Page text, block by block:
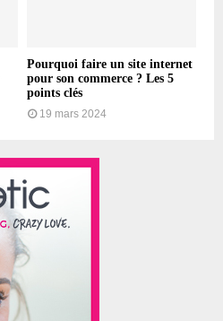
Pourquoi faire un site internet
pour son commerce ? Les 5
points clés
19 mars 2024